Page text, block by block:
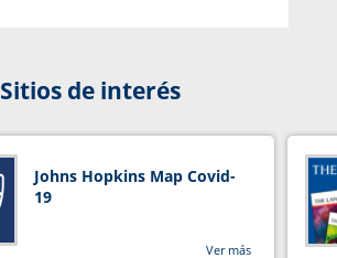
Sitios de interés
Johns Hopkins Map Covid-
19
Ver más